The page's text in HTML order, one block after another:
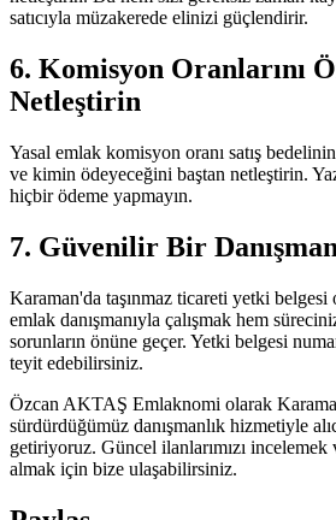
satıcıyla müzakerede elinizi güçlendirir.
6. Komisyon Oranlarını
Netleştirin
Yasal emlak komisyon oranı satış
ve kimin ödeyeceğini baştan netleştirin.
hiçbir ödeme yapmayın.
7. Güvenilir Bir
Karaman'da taşınmaz ticareti yetki
emlak danışmanıyla çalışmak hem
sorunların önüne geçer. Yetki belgesi
teyit edebilirsiniz.
Özcan AKTAŞ Emlaknomi olarak
sürdürdüğümüz danışmanlık hizmetiyle
getiriyoruz. Güncel ilanlarımızı incelemek
almak için bize ulaşabilirsiniz.